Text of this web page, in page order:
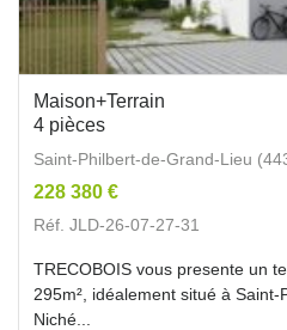
Maison+Terrain
4 pièces
Saint-Philbert-de-Grand-Lieu
228 380 €
Réf. JLD-26-07-27-31
TRECOBOIS vous presente un
295m², idéalement situé à Saint-
Niché...